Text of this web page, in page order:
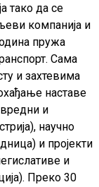
тако да се
компанија и
пружа
Сама
и захтевима
наставе
и
научно
и пројекти
и
Преко 30